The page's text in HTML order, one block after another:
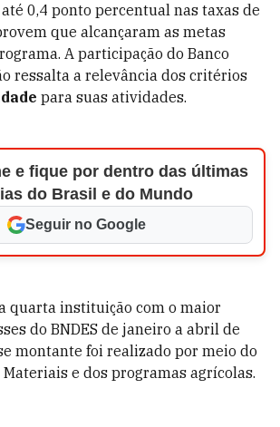
0,4 ponto percentual nas taxas de
que alcançaram as metas
A participação do Banco
ressalta a relevância dos critérios
para suas atividades.
e fique por dentro das últimas
do Brasil e do Mundo
Seguir no Google
quarta instituição com o maior
do BNDES de janeiro a abril de
montante foi realizado por meio do
e dos programas agrícolas.